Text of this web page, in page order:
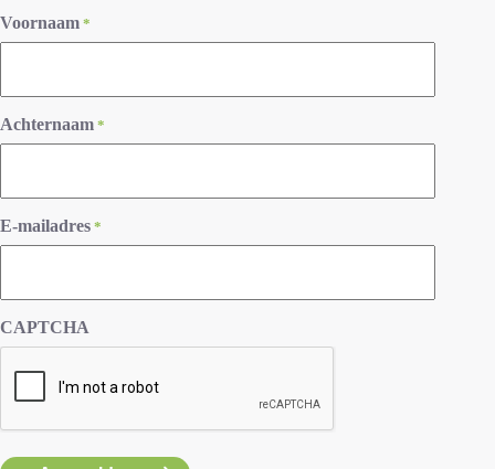
Voornaam *
Achternaam *
E-mailadres *
CAPTCHA